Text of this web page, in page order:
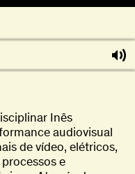
Inês
audiovisual
de vídeo, elétricos,
e